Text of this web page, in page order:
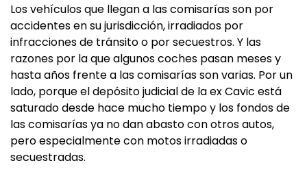
Los vehículos que llegan a las comisarías son por
accidentes en su jurisdicción, irradiados por
infracciones de tránsito o por secuestros. Y las
razones por la que algunos coches pasan meses y
hasta años frente a las comisarías son varias. Por un
lado, porque el depósito judicial de la ex Cavic está
saturado desde hace mucho tiempo y los fondos de
las comisarías ya no dan abasto con otros autos,
pero especialmente con motos irradiadas o
secuestradas.